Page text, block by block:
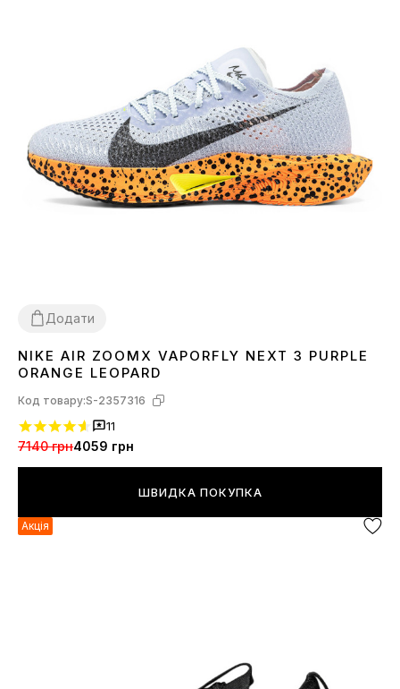
Додати
3739 40 41 434445
NIKE AIR ZOOMX VAPORFLY NEXT 3 PURPLE
ORANGE LEOPARD
Код товару:S-2357316
11
7140 грн4059 грн
ШВИДКА ПОКУПКА
Акція